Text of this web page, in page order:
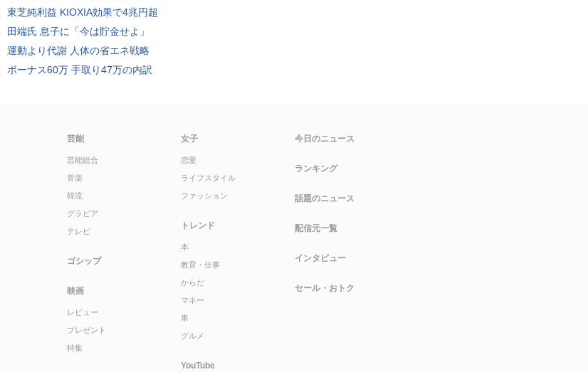
東芝純利益 KIOXIA効果で4兆円超
田端氏 息子に「今は貯金せよ」
運動より代謝 人体の省エネ戦略
ボーナス60万 手取り47万の内訳
芸能
芸能総合
音楽
韓流
グラビア
テレビ
ゴシップ
映画
レビュー
プレゼント
特集
女子
恋愛
ライフスタイル
ファッション
トレンド
本
教育・仕事
からだ
マネー
車
グルメ
YouTube
今日のニュース
ランキング
話題のニュース
配信元一覧
インタビュー
セール・おトク